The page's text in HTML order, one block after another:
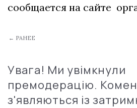
сообщается на сайте
← РАНЕЕ
Увага! Ми увімкнули
премодерацію.
з'являються із